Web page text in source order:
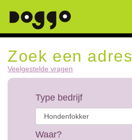
Zoek een adres
Veelgestelde vragen
Type bedrijf
Waar?